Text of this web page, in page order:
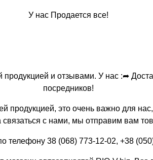
У нас Продается все!
и отзывами. У нас :➦
посредников!
это очень важно для
связаться с нами, мы отправим вам
телефону 38 (068) 773-12-02, +38